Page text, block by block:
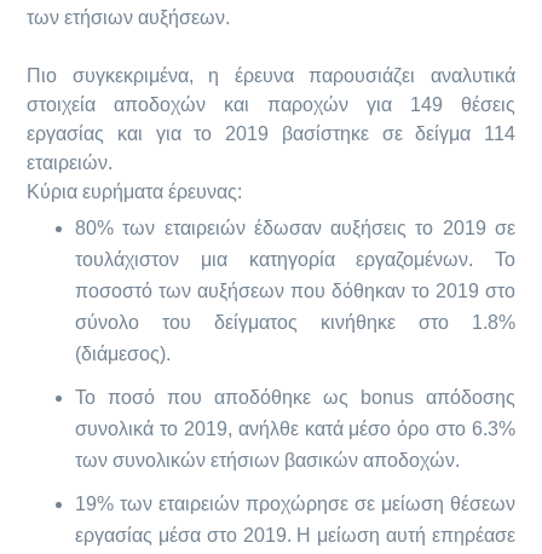
των ετήσιων αυξήσεων.
Πιο συγκεκριμένα, η έρευνα παρουσιάζει αναλυτικά
στοιχεία αποδοχών και παροχών για 149 θέσεις
εργασίας και για το 2019 βασίστηκε σε δείγμα 114
εταιρειών.
Κύρια ευρήματα έρευνας:
80% των εταιρειών έδωσαν αυξήσεις το 2019 σε
τουλάχιστον μια κατηγορία εργαζομένων. Το
ποσοστό των αυξήσεων που δόθηκαν το 2019 στο
σύνολο του δείγματος κινήθηκε στο 1.8%
(διάμεσος).
Το ποσό που αποδόθηκε ως bonus απόδοσης
συνολικά το 2019, ανήλθε κατά μέσο όρο στο 6.3%
των συνολικών ετήσιων βασικών αποδοχών.
19% των εταιρειών προχώρησε σε μείωση θέσεων
εργασίας μέσα στο 2019. Η μείωση αυτή επηρέασε